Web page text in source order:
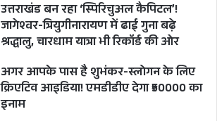
उत्तराखंड बन रहा ‘स्पिरिचुअल कैपिटल’!
जागेश्वर-त्रियुगीनारायण में ढाई गुना बढ़े
श्रद्धालु, चारधाम यात्रा भी रिकॉर्ड की ओर
अगर आपके पास है शुभंकर-स्लोगन के लिए
क्रिएटिव आइडिया! एमडीडीए देगा ₹50000 का
इनाम